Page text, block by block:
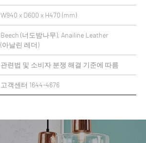
W940 x D600 x H470 (mm)
Beech (너도밤나무), Anailine Leather
(아날린 레더)
관련법 및 소비자 분쟁 해결 기준에 따름
고객센터 1644-4676